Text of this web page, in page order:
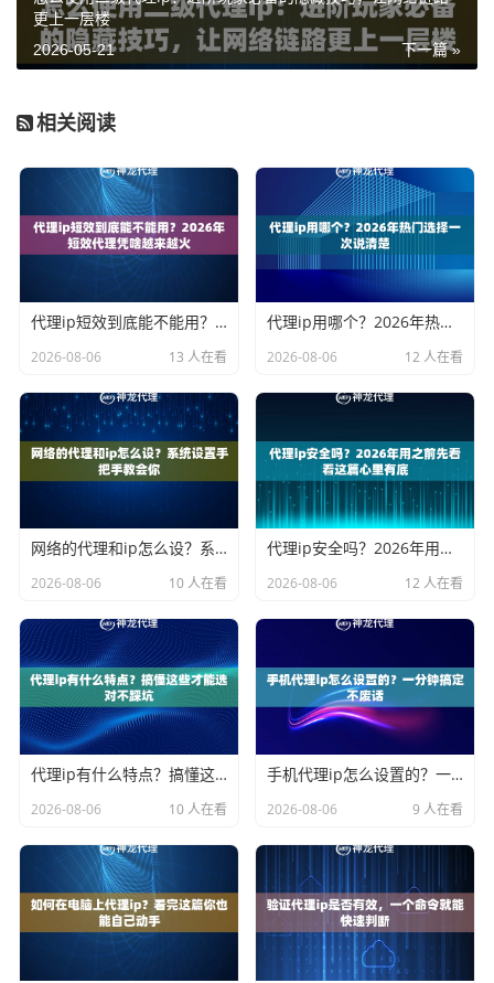
更上一层楼
下一篇 »
2026-05-21
相关阅读
代理ip短效到底能不能用？2026年短效代理凭啥越来越火
2026-08-06 13 人在看
代理ip用哪个？2026年热门选择一次说清楚
2026-08-06 12 人在看
网络的代理和ip怎么设？系统设置手把手教会你
2026-08-06 10 人在看
代理ip安全吗？2026年用之前先看看这篇心里有底
2026-08-06 12 人在看
代理ip有什么特点？搞懂这些才能选对不踩坑
2026-08-06 10 人在看
手机代理ip怎么设置的？一分钟搞定不废话
2026-08-06 9 人在看